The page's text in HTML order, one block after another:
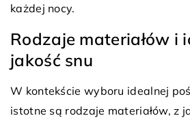
każdej nocy.
Rodzaje materiałów i
jakość snu
W kontekście wyboru idealnej
istotne są rodzaje materiałów, z